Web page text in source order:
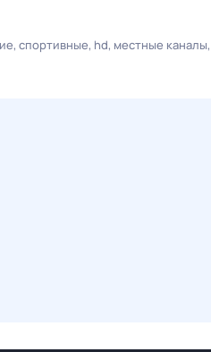
спортивные hd местные каналы